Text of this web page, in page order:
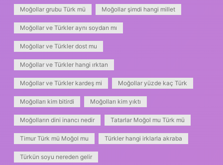
Moğollar grubu Türk mü Moğollar şimdi hangi millet
Moğollar ve Türkler aynı soydan mı
Moğollar ve Türkler dost mu
Moğollar ve Türkler hangi ırktan
Moğollar ve Türkler kardeş mi Moğollar yüzde kaç Türk
Moğolları kim bitirdi Moğolları kim yıktı
Moğolların dini inancı nedir Tatarlar Moğol mu Türk mü
Timur Türk mü Moğol mu Türkler hangi irklarla akraba
Türkün soyu nereden gelir